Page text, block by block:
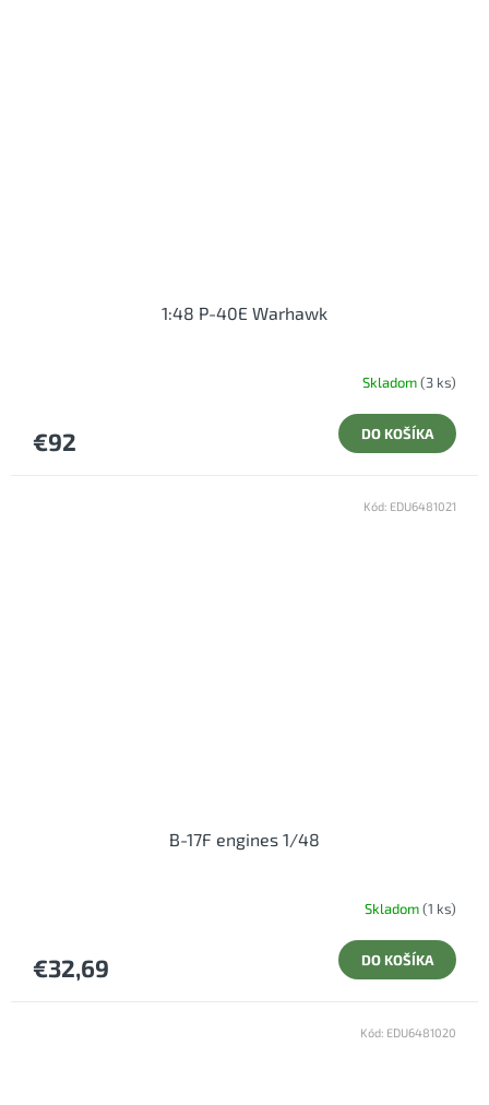
1:48 P-40E Warhawk
Skladom(3 ks)
€92 DO KOŠÍKA
B-17F engines 1/48
Skladom(1 ks)
€32,69 DO KOŠÍKA
Kód: EDU6481021
Kód: EDU6481020